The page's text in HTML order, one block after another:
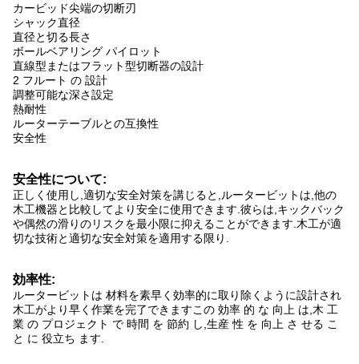
カービッド尖端の切断刃
シャック直径
直径と切る長さ
ボールベアリング パイロット
直線型またはフラット型切断器の設計
2 フルート の 設計
調整可能な深さ設定
熱耐性
ルーターテーブルとの互換性
安全性
安全性について:
正しく使用し,適切な安全対策を講じると,ルータービットは,他の
木工機器と比較してより安全に使用できます.彼らは,キックバック
や偶然の滑りのリスクを最小限に抑えることができます.木工が適
切な技術と適切な安全対策を適用する限り.
効率性:
ルータービットは 材料を素早く効率的に取り除くように設計され
木工がより早く作業を完了できますこの 効率 的 な 向上 は,木 工
業 の プロジェクト で 時間 を 節約 し,生産 性 を 向上 さ せる こ
と に 役立ち ます.